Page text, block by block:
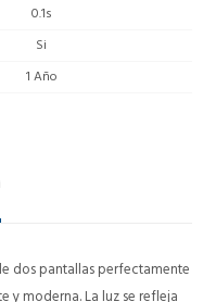
0.1s
Si
1 Año
dos pantallas perfectamente
y moderna. La luz se refleja